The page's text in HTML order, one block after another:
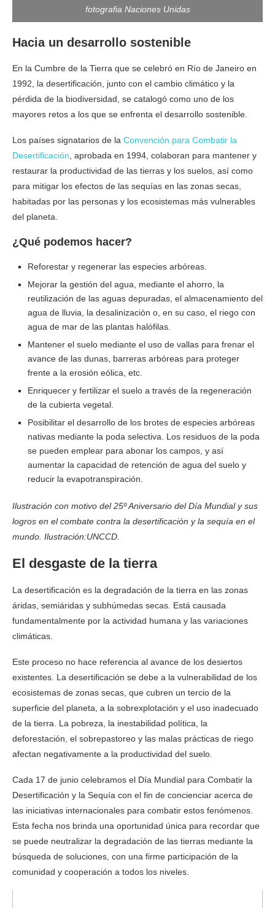
fotografia Naciones Unidas
Hacia un desarrollo sostenible
En la Cumbre de la Tierra que se celebró en Río de Janeiro en
1992, la desertificación, junto con el cambio climático y la
pérdida de la biodiversidad, se catalogó como uno de los
mayores retos a los que se enfrenta el desarrollo sostenible.
Los países signatarios de la Convención para Combatir la
Desertificación, aprobada en 1994, colaboran para mantener y
restaurar la productividad de las tierras y los suelos, así como
para mitigar los efectos de las sequías en las zonas secas,
habitadas por las personas y los ecosistemas más vulnerables
del planeta.
¿Qué podemos hacer?
Reforestar y regenerar las especies arbóreas.
Mejorar la gestión del agua, mediante el ahorro, la
reutilización de las aguas depuradas, el almacenamiento del
agua de lluvia, la desalinización o, en su caso, el riego con
agua de mar de las plantas halófilas.
Mantener el suelo mediante el uso de vallas para frenar el
avance de las dunas, barreras arbóreas para proteger
frente a la erosión eólica, etc.
Enriquecer y fertilizar el suelo a través de la regeneración
de la cubierta vegetal.
Posibilitar el desarrollo de los brotes de especies arbóreas
nativas mediante la poda selectiva. Los residuos de la poda
se pueden emplear para abonar los campos, y así
aumentar la capacidad de retención de agua del suelo y
reducir la evapotranspiración.
Ilustración con motivo del 25º Aniversario del Día Mundial y sus
logros en el combate contra la desertificación y la sequía en el
mundo. Ilustración:UNCCD.
El desgaste de la tierra
La desertificación es la degradación de la tierra en las zonas
áridas, semiáridas y subhúmedas secas. Está causada
fundamentalmente por la actividad humana y las variaciones
climáticas.
Este proceso no hace referencia al avance de los desiertos
existentes. La desertificación se debe a la vulnerabilidad de los
ecosistemas de zonas secas, que cubren un tercio de la
superficie del planeta, a la sobrexplotación y el uso inadecuado
de la tierra. La pobreza, la inestabilidad política, la
deforestación, el sobrepastoreo y las malas prácticas de riego
afectan negativamente a la productividad del suelo.
Cada 17 de junio celebramos el Día Mundial para Combatir la
Desertificación y la Sequía con el fin de concienciar acerca de
las iniciativas internacionales para combatir estos fenómenos.
Esta fecha nos brinda una oportunidad única para recordar que
se puede neutralizar la degradación de las tierras mediante la
búsqueda de soluciones, con una firme participación de la
comunidad y cooperación a todos los niveles.